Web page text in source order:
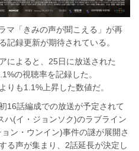
マ「きみの声が聞こえる」が再
記録更新が期待されている。
によると、25日に放送された
の視聴率を記録した。
りも1.1%上昇した数値だ。
16話編成での放送が予定されて
ハ(イ・ジョンソク)のラブライン
ン・ウンイン)事件の謎が展開さ
る声が集まり、2話延長が決定し